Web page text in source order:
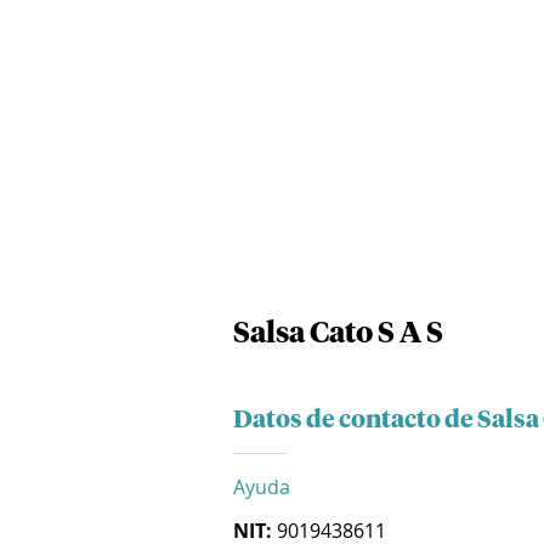
Salsa Cato S A S
Datos de contacto de Salsa
Ayuda
NIT: 9019438611